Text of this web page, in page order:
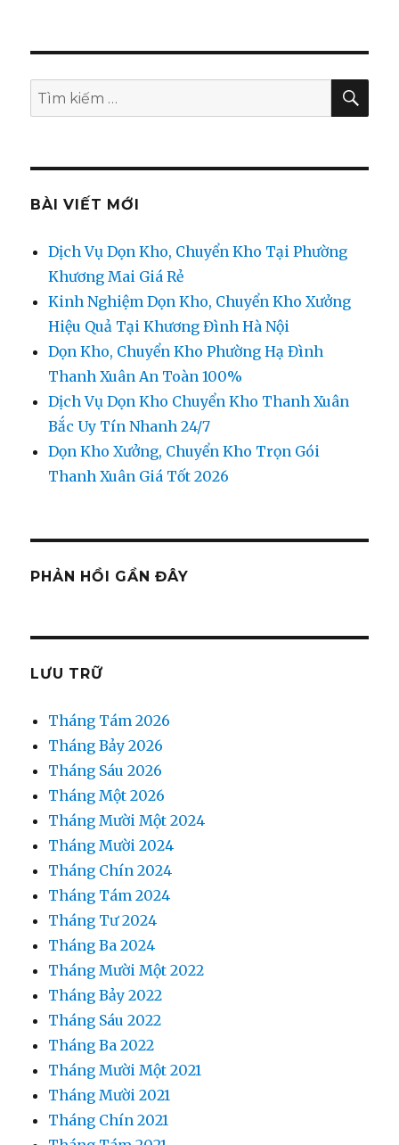
Tìm
kiếm:
TÌM
BÀI VIẾT MỚI
Dịch Vụ Dọn Kho, Chuyển Kho Tại Phường
Khương Mai Giá Rẻ
Kinh Nghiệm Dọn Kho, Chuyển Kho Xưởng
Hiệu Quả Tại Khương Đình Hà Nội
Dọn Kho, Chuyển Kho Phường Hạ Đình
Thanh Xuân An Toàn 100%
Dịch Vụ Dọn Kho Chuyển Kho Thanh Xuân
Bắc Uy Tín Nhanh 24/7
Dọn Kho Xưởng, Chuyển Kho Trọn Gói
Thanh Xuân Giá Tốt 2026
PHẢN HỒI GẦN ĐÂY
LƯU TRỮ
Tháng Tám 2026
Tháng Bảy 2026
Tháng Sáu 2026
Tháng Một 2026
Tháng Mười Một 2024
Tháng Mười 2024
Tháng Chín 2024
Tháng Tám 2024
Tháng Tư 2024
Tháng Ba 2024
Tháng Mười Một 2022
Tháng Bảy 2022
Tháng Sáu 2022
Tháng Ba 2022
Tháng Mười Một 2021
Tháng Mười 2021
Tháng Chín 2021